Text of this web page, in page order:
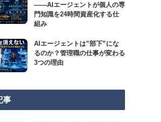
——AIエージェントが個人の専
門知識を24時間資産化する仕
組み
AIエージェントは”部下”にな
るのか？管理職の仕事が変わる
3つの理由
事